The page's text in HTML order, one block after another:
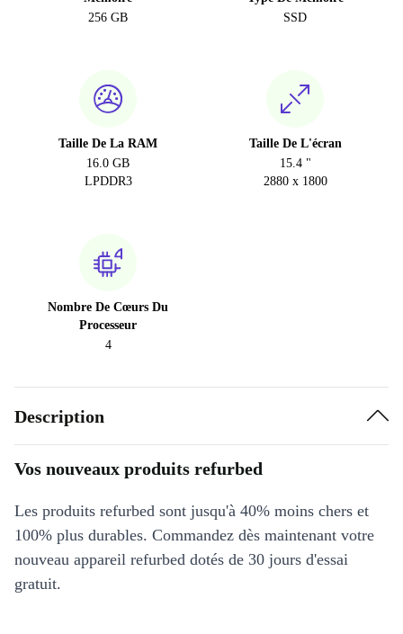
256 GB
SSD
Taille De La RAM
16.0 GB
LPDDR3
Taille De L'écran
15.4 "
2880 x 1800
Nombre De Cœurs Du
Processeur
4
Description
Vos nouveaux produits refurbed
Les produits refurbed sont jusqu'à 40% moins chers et
100% plus durables. Commandez dès maintenant votre
nouveau appareil refurbed dotés de 30 jours d'essai
gratuit.